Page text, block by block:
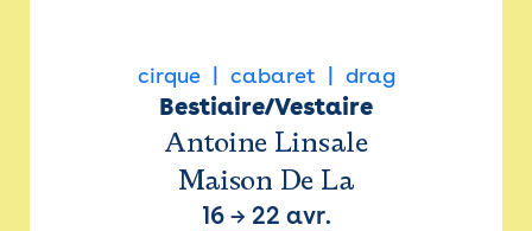
cirque cabaret drag
Bestiaire/Vestaire
Antoine Linsale
Maison De La
16→ 22 avr.